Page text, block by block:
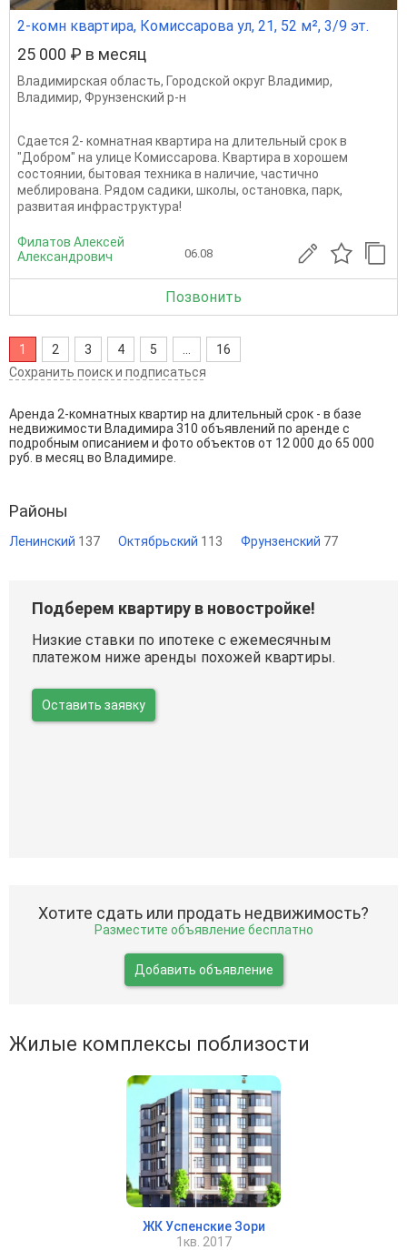
2-комн квартира, Комиссарова ул, 21, 52 м², 3/9 эт.
25 000 ₽ в месяц
Владимирская область, Городской округ Владимир,
Владимир, Фрунзенский р-н
Сдается 2- комнатная квартира на длительный срок в
"Добром" на улице Комиссарова. Квартира в хорошем
состоянии, бытовая техника в наличие, частично
меблирована. Рядом садики, школы, остановка, парк,
развитая инфраструктура!
Филатов Алексей
Александрович
06.08
Позвонить
1 2 3 4 5
16
Сохранить поиск и подписаться
Аренда 2-комнатных квартир на длительный срок - в базе
недвижимости Владимира 310 объявлений по аренде с
подробным описанием и фото объектов от 12 000 до 65 000
руб. в месяц во Владимире.
Районы
Ленинский 137 Октябрьский 113 Фрунзенский 77
Подберем квартиру в новостройке!
Низкие ставки по ипотеке с ежемесячным
платежом ниже аренды похожей квартиры.
Оставить заявку
Хотите сдать или продать недвижимость?
Разместите объявление бесплатно
Добавить объявление
Жилые комплексы поблизости
ЖК Успенские Зори
1кв. 2017